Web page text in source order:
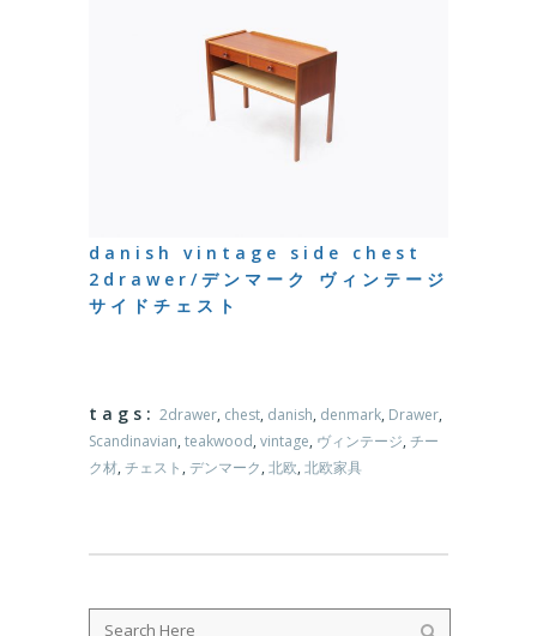
danish vintage side chest
2drawer/デンマーク ヴィンテージ
サイドチェスト
tags: 2drawer, chest, danish, denmark, Drawer,
Scandinavian, teakwood, vintage, ヴィンテージ, チー
ク材, チェスト , デンマーク, 北欧, 北欧家具